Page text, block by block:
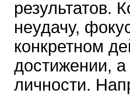
результатов.
неудачу,
конкретном
достижении, а
личности.